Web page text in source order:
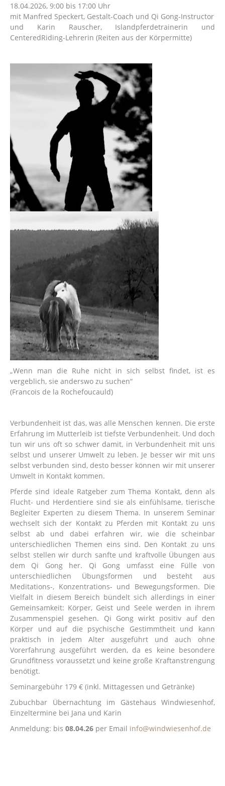
18.04.2026, 9:00 bis 17:00 Uhr
mit Manfred Speckert, Gestalt-Coach und Qi Gong-Instructor
und Karin Rauscher, Islandpferdetrainerin und
CenteredRiding-Lehrerin (Reiten aus der Körpermitte)
„Wenn man die Ruhe nicht in sich selbst findet, ist es
vergeblich, sie anderswo zu suchen“
(Francois de la Rochefoucauld)
Verbundenheit ist das, was alle Menschen kennen. Die erste
Erfahrung im Mutterleib ist tiefste Verbundenheit. Und doch
tun wir uns oft so schwer damit, in Verbundenheit mit uns
selbst und unserer Umwelt zu leben. Je besser wir mit uns
selbst verbunden sind, desto besser können wir mit unserer
Umwelt in Kontakt kommen.
Pferde sind ideale Ratgeber zum Thema Kontakt, denn als
Flucht- und Herdentiere sind sie als einfühlsame, tierische
Begleiter Experten zu diesem Thema. In unserem Seminar
wechselt sich der Kontakt zu Pferden mit Kontakt zu uns
selbst ab und dabei erfahren wir, wie die scheinbar
unterschiedlichen Themen eins sind. Den Kontakt zu uns
selbst stellen wir durch sanfte und kraftvolle Übungen aus
dem Qi Gong her. Qi Gong umfasst eine Fülle von
unterschiedlichen Übungsformen und besteht aus
Meditations-, Konzentrations- und Bewegungsformen. Die
Vielfalt in diesem Bereich bündelt sich allerdings in einer
Gemeinsamkeit: Körper, Geist und Seele werden in ihrem
Zusammenspiel gesehen. Qi Gong wirkt positiv auf den
Körper und auf die psychische Gestimmtheit und kann
praktisch in jedem Alter ausgeführt und auch ohne
Vorerfahrung ausgeführt werden, da es keine besondere
Grundfitness voraussetzt und keine große Kraftanstrengung
benötigt.
Seminargebühr 179 € (inkl. Mittagessen und Getränke)
Zubuchbar Übernachtung im Gästehaus Windwiesenhof,
Einzeltermine bei Jana und Karin
Anmeldung: bis 08.04.26 per Email info@windwiesenhof.de